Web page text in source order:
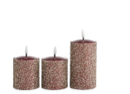
trocken
nutzen